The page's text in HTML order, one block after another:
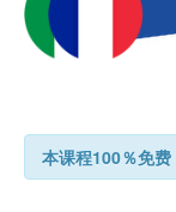
本课程100％免费